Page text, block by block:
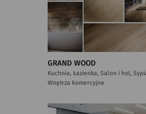
GRAND WOOD
Kuchnia, Łazienka, Salon i hol,
Wnętrza komercyjne